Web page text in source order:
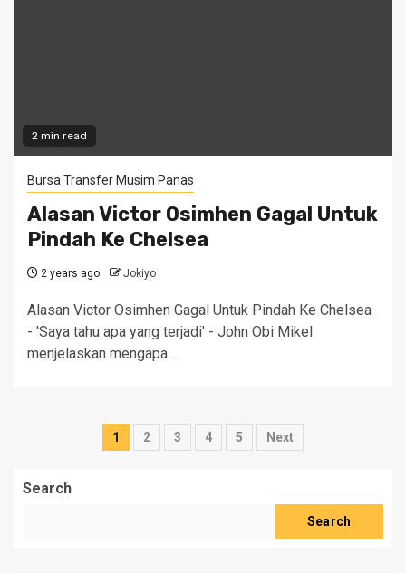
2 min read
Bursa Transfer Musim Panas
Alasan Victor Osimhen Gagal Untuk
Pindah Ke Chelsea
2 years ago Jokiyo
Alasan Victor Osimhen Gagal Untuk Pindah Ke Chelsea
- 'Saya tahu apa yang terjadi' - John Obi Mikel
menjelaskan mengapa...
Posts
1 2 3 4 5 Next
Search
Search